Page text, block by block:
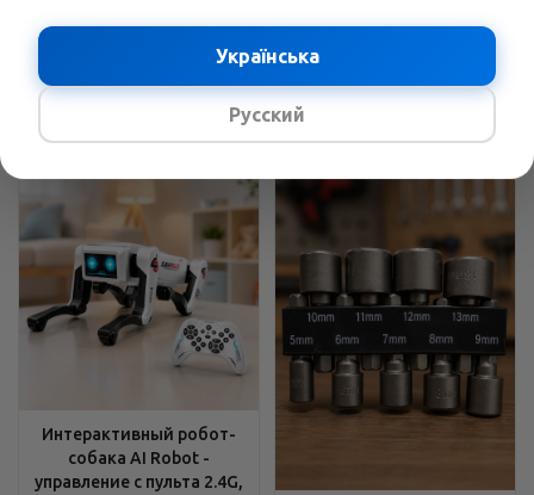
3158грн.
3689 грн. /шт
Интерактивный робот-
собака AI Robot -
управление с пульта 2.4G,
Українська
Русский